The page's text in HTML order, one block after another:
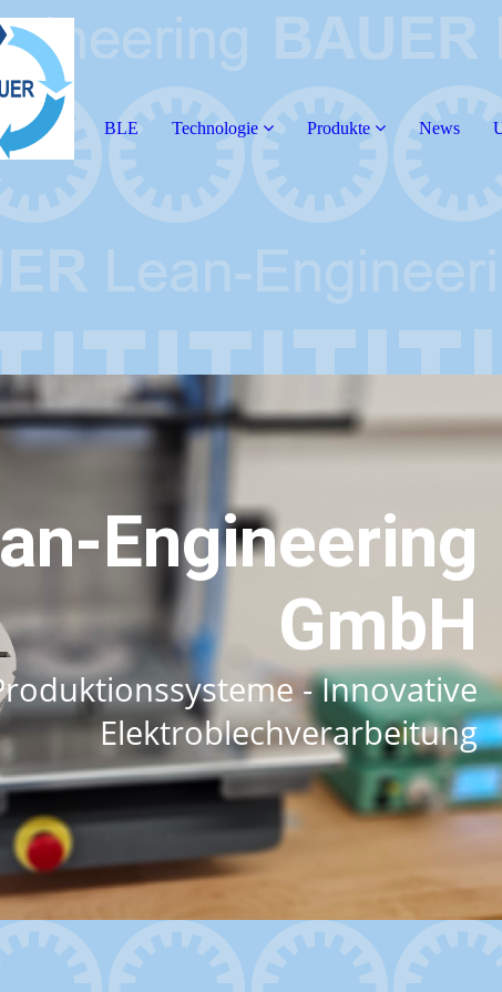
BLE Technologie Produkte News
Engineering
GmbH
- Innovative
Elektroblechverarbeitung